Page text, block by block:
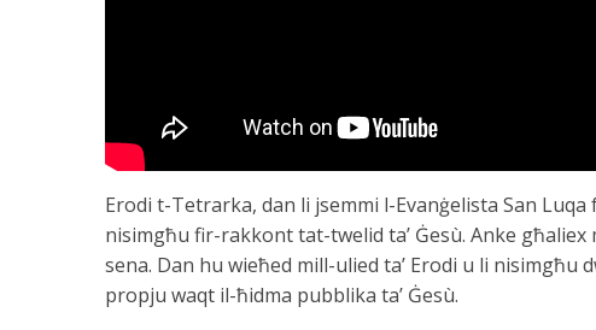
Erodi t-Tetrarka, dan li jsemmi l-Evanġelista San
nisimgħu fir-rakkont tat-twelid ta’ Ġesù. Anke
sena. Dan hu wieħed mill-ulied ta’ Erodi u li nisimgħu
propju waqt il-ħidma pubblika ta’ Ġesù.